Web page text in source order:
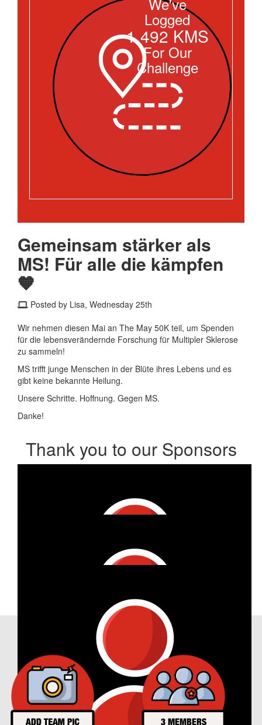
Logged
1,492 KMS
For Our
Challenge
Gemeinsam stärker als
MS! Für alle die kämpfen
🧡
Posted by Lisa, Wednesday 25th
Wir nehmen diesen Mai an The May 50K teil, um Spenden
für die lebensverändernde Forschung für Multipler Sklerose
zu sammeln!
MS trifft junge Menschen in der Blüte ihres Lebens und es
gibt keine bekannte Heilung.
Unsere Schritte. Hoffnung. Gegen MS.
Danke!
Thank you to our Sponsors
53
Our Achievements